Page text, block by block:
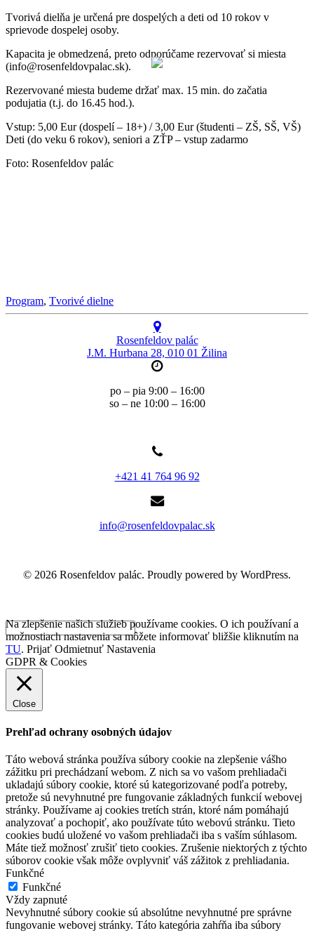
Tvorivá dielňa je určená pre dospelých a deti od 10 rokov v
sprievode dospelej osoby.
Kapacita je obmedzená, preto odporúčame rezervovať si miesta
(info@rosenfeldovpalac.sk).
Rezervované miesta budeme držať max. 15 min. do začatia
podujatia (t.j. do 16.45 hod.).
Vstup: 5,00 Eur (dospelí – 18+) / 3,00 Eur (študenti – ZŠ, SŠ, VŠ)
Deti (do veku 6 rokov), seniori a ZŤP – vstup zadarmo
Foto: Rosenfeldov palác
Program, Tvorivé dielne
Rosenfeldov palác
J.M. Hurbana 28, 010 01 Žilina
po – pia 9:00 – 16:00
so – ne 10:00 – 16:00
+421 41 764 96 92
info@rosenfeldovpalac.sk
© 2026 Rosenfeldov palác. Proudly powered by WordPress.
Na zlepšenie našich služieb používame cookies. O ich používaní a
možnostiach nastavenia sa môžete informovať bližšie kliknutím na
TU. Prijať Odmietnuť Nastavenia
GDPR & Cookies
Close
Prehľad ochrany osobných údajov
Táto webová stránka používa súbory cookie na zlepšenie vášho
zážitku pri prechádzaní webom. Z nich sa vo vašom prehliadači
ukladajú súbory cookie, ktoré sú kategorizované podľa potreby,
pretože sú nevyhnutné pre fungovanie základných funkcií webovej
stránky. Používame aj cookies tretích strán, ktoré nám pomáhajú
analyzovať a pochopiť, ako používate túto webovú stránku. Tieto
cookies budú uložené vo vašom prehliadači iba s vaším súhlasom.
Máte tiež možnosť zrušiť tieto cookies. Zrušenie niektorých z týchto
súborov cookie však môže ovplyvniť váš zážitok z prehliadania.
Funkčné
Funkčné
Vždy zapnuté
Nevyhnutné súbory cookie sú absolútne nevyhnutné pre správne
fungovanie webovej stránky. Táto kategória zahŕňa iba súbory